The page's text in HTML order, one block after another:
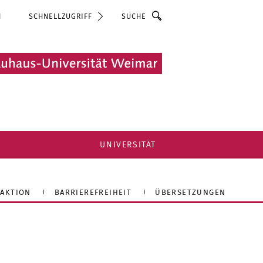
SCHNELLZUGRIFF Suche
UNIVERSITÄT
BARRIEREFREIHEIT ÜBERSETZUNGEN